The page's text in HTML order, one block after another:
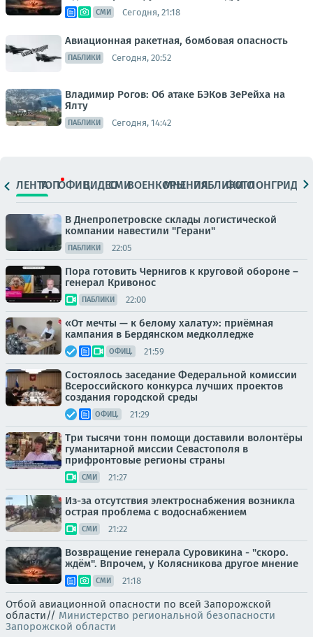
СМИ Сегодня, 21:18
Авиационная ракетная, бомбовая опасность
ПАБЛИКИ Сегодня, 20:52
Владимир Рогов: Об атаке БЭКов ЗеРейха на
Ялту
ПАБЛИКИ Сегодня, 14:42
ЛЕНТАТОПОФИЦ.ВИДЕОСМИВОЕНКОРЫМНЕНИЯПАБЛИКИ
ФОТОЛОНГРИДЫ
В Днепропетровске склады логистической
компании навестили "Герани"
ПАБЛИКИ 22:05
Пора готовить Чернигов к круговой обороне –
генерал Кривонос
ПАБЛИКИ 22:00
«От мечты — к белому халату»: приёмная
кампания в Бердянском медколледже
ОФИЦ. 21:59
Состоялось заседание Федеральной комиссии
Всероссийского конкурса лучших проектов
создания городской среды
ОФИЦ. 21:29
Три тысячи тонн помощи доставили волонтёры
гуманитарной миссии Севастополя в
прифронтовые регионы страны
СМИ 21:27
Из-за отсутствия электроснабжения возникла
острая проблема с водоснабжением
СМИ 21:22
Возвращение генерала Суровикина - "скоро.
ждём". Впрочем, у Колясникова другое мнение
СМИ 21:18
Отбой авиационной опасности по всей Запорожской
области// Министерство региональной безопасности
Запорожской области